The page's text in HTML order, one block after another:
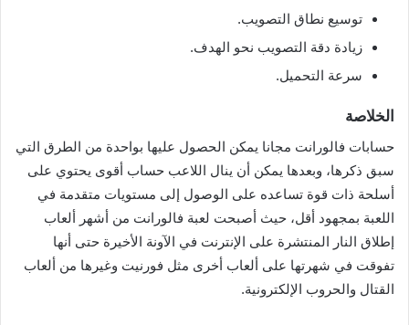
توسيع نطاق التصويب.
زيادة دقة التصويب نحو الهدف.
سرعة التحميل.
الخلاصة
حسابات فالورانت مجانا يمكن الحصول عليها بواحدة من الطرق التي
سبق ذكرها، وبعدها يمكن أن ينال اللاعب حساب أقوى يحتوي على
أسلحة ذات قوة تساعده على الوصول إلى مستويات متقدمة في
اللعبة بمجهود أقل، حيث أصبحت لعبة فالورانت من أشهر ألعاب
إطلاق النار المنتشرة على الإنترنت في الآونة الأخيرة حتى أنها
تفوقت في شهرتها على ألعاب أخرى مثل فورنيت وغيرها من ألعاب
القتال والحروب الإلكترونية.